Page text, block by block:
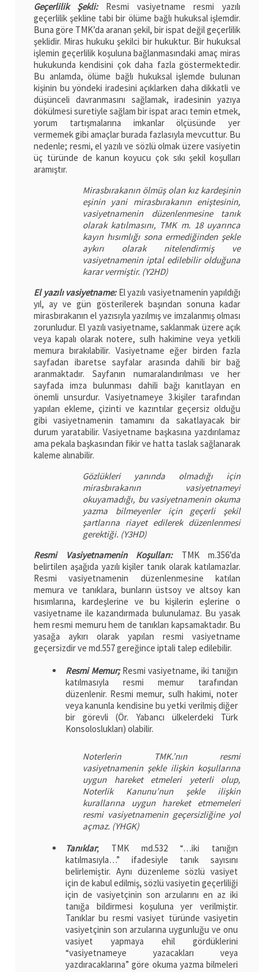
Geçerlilik Şekli:Resmi vasiyetname resmi yazılı
geçerlilik şekline tabi bir ölüme bağlı hukuksal işlemdir.
Buna göre TMK’da aranan şekil, bir ispat değil geçerlilik
şeklidir. Miras hukuku şekilci bir hukuktur. Bir hukuksal
işlemin geçerlilik koşuluna bağlanmasındaki amaç miras
hukukunda kendisini çok daha fazla göstermektedir.
Bu anlamda, ölüme bağlı hukuksal işlemde bulunan
kişinin bu yöndeki iradesini açıklarken daha dikkatli ve
düşünceli davranmasını sağlamak, iradesinin yazıya
dökülmesi suretiyle sağlam bir ispat aracı temin etmek,
yorum tartışmalarına imkanlar ölçüsünde yer
vermemek gibi amaçlar burada fazlasıyla mevcuttur. Bu
nedenle; resmi, el yazılı ve sözlü olmak üzere vasiyetin
üç türünde de kanun koyucu çok sıkı şekil koşulları
aramıştır.
Mirasbırakanın ölmüş olan kız kardeşinin
eşinin yani mirasbırakanın eniştesinin,
vasiyetnamenin düzenlenmesine tanık
olarak katılmasını, TMK m. 18 uyarınca
kayın hısımlığı sona ermediğinden şekle
aykırı olarak nitelendirmiş ve
vasiyetnamenin iptal edilebilir olduğuna
karar vermiştir. (Y2HD)
El yazılı vasiyetname:El yazılı vasiyetnamenin yapıldığı
yıl, ay ve gün gösterilerek başından sonuna kadar
mirasbırakanın el yazısıyla yazılmış ve imzalanmış olması
zorunludur. El yazılı vasiyetname, saklanmak üzere açık
veya kapalı olarak notere, sulh hakimine veya yetkili
memura bırakılabilir. Vasiyetname eğer birden fazla
sayfadan ibaretse sayfalar arasında dahili bir bağ
aranmaktadır. Sayfanın numaralandırılması ve her
sayfada imza bulunması dahili bağı kanıtlayan en
önemli unsurdur. Vasiyetnameye 3.kişiler tarafından
yapılan ekleme, çizinti ve kazıntılar geçersiz olduğu
gibi vasiyetnamenin tamamını da sakatlayacak bir
durum yaratabilir. Vasiyetname başkasına yazdırılamaz
ama pekala başkasından fikir ve hatta taslak sağlanarak
kaleme alınabilir.
Gözlükleri yanında olmadığı için
mirasbırakanın vasiyetnameyi
okuyamadığı, bu vasiyetnamenin okuma
yazma bilmeyenler için geçerli şekil
şartlarına riayet edilerek düzenlenmesi
gerektiği. (Y3HD)
Resmi Vasiyetnamenin Koşulları:TMK m.356’da
belirtilen aşağıda yazılı kişiler tanık olarak katılamazlar.
Resmi vasiyetnamenin düzenlenmesine katılan
memura ve tanıklara, bunların üstsoy ve altsoy kan
hısımlarına, kardeşlerine ve bu kişilerin eşlerine o
vasiyetname ile kazandırmada bulunulamaz. Bu yasak
hem resmi memuru hem de tanıkları kapsamaktadır. Bu
yasağa aykırı olarak yapılan resmi vasiyetname
geçersizdir ve md.557 gereğince iptali talep edilebilir.
Resmi Memur;Resmi vasiyetname, iki tanığın
katılmasıyla resmi memur tarafından
düzenlenir. Resmi memur, sulh hakimi, noter
veya kanunla kendisine bu yetki verilmiş diğer
bir görevli (Ör. Yabancı ülkelerdeki Türk
Konsoloslukları) olabilir.
Noterlerin TMK.’nın resmi
vasiyetnamenin şekle ilişkin koşullarına
uygun hareket etmeleri yeterli olup,
Noterlik Kanunu’nun şekle ilişkin
kurallarına uygun hareket etmemeleri
resmi vasiyetnamenin geçersizliğine yol
açmaz. (YHGK)
Tanıklar; TMK md.532 “…iki tanığın
katılmasıyla…” ifadesiyle tanık sayısını
belirlemiştir. Aynı düzenleme sözlü vasiyet
için de kabul edilmiş, sözlü vasiyetin geçerliliği
için de vasiyetçinin son arzularını en az iki
tanığa bildirmesi koşuluna yer verilmiştir.
Tanıklar bu resmi vasiyet türünde vasiyetin
vasiyetçinin son arzularına uygunluğu ve onu
vasiyet yapmaya ehil gördüklerini
“vasiyetnameye yazacakları veya
yazdıracaklarına” göre okuma yazma bilmeleri